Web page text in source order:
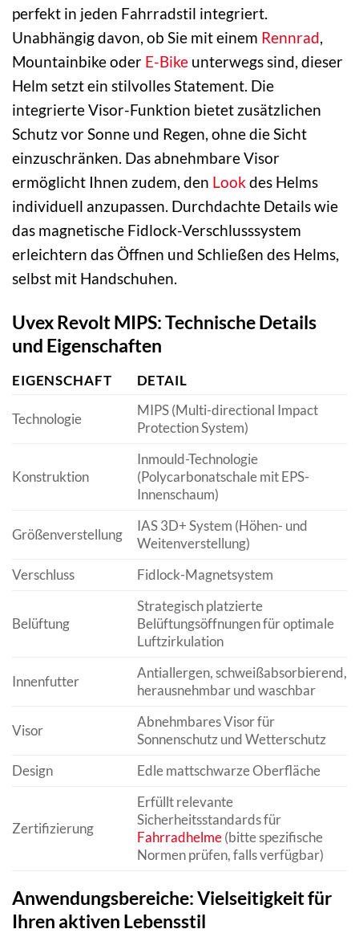
perfekt in jeden Fahrradstil integriert.
Unabhängig davon, ob Sie mit einem Rennrad,
Mountainbike oder E-Bike unterwegs sind, dieser
Helm setzt ein stilvolles Statement. Die
integrierte Visor-Funktion bietet zusätzlichen
Schutz vor Sonne und Regen, ohne die Sicht
einzuschränken. Das abnehmbare Visor
ermöglicht Ihnen zudem, den Lookdes Helms
individuell anzupassen. Durchdachte Details wie
das magnetische Fidlock-Verschlusssystem
erleichtern das Öffnen und Schließen des Helms,
selbst mit Handschuhen.
Uvex Revolt MIPS: Technische Details
und Eigenschaften
EIGENSCHAFT DETAIL
Technologie
MIPS (Multi-directional Impact
Protection System)
Konstruktion
Inmould-Technologie
(Polycarbonatschale mit EPS-
Innenschaum)
Größenverstellung
IAS 3D+ System (Höhen- und
Weitenverstellung)
Verschluss
Fidlock-Magnetsystem
Belüftung
Strategisch platzierte
Belüftungsöffnungen für optimale
Luftzirkulation
Innenfutter
Antiallergen, schweißabsorbierend,
herausnehmbar und waschbar
Visor
Abnehmbares Visor für
Sonnenschutz und Wetterschutz
Design
Edle mattschwarze Oberfläche
Zertifizierung
Erfüllt relevante
Sicherheitsstandards für
Fahrradhelme(bitte spezifische
Normen prüfen, falls verfügbar)
Anwendungsbereiche: Vielseitigkeit für
Ihren aktiven Lebensstil